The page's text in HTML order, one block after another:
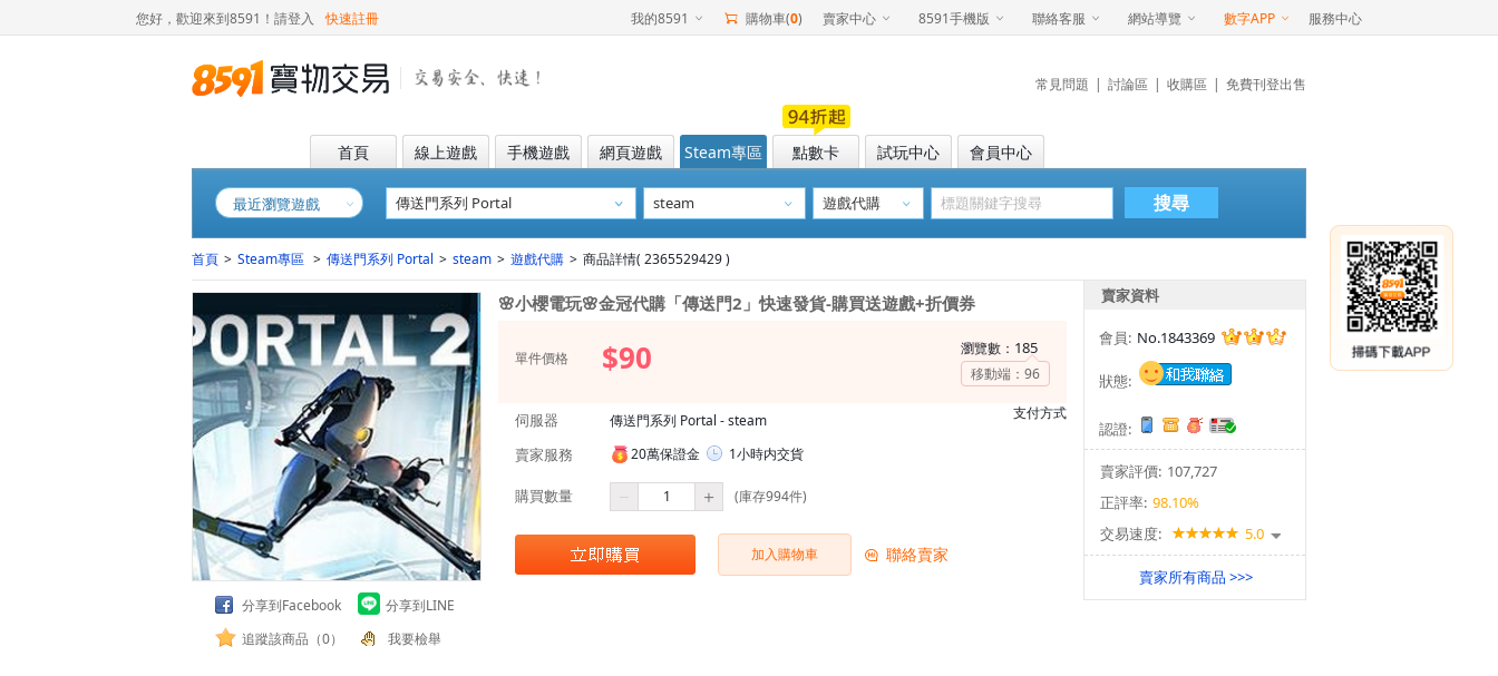
您好，歡迎來到8591！ 請登入 快速註冊 我的8591 購物車(0) 賣家中心 8591手機版 聯絡客服 網站導覽 數字APP 服務中心
常見問題 | 討論區 | 收購區 | 免費刊登出售
首頁 線上遊戲 手機遊戲 網頁遊戲 Steam專區 點數卡 試玩中心 會員中心
最近瀏覽遊戲 搜尋
首頁 > Steam專區 > 傳送門系列 Portal > steam > 遊戲代購 > 商品詳情( 2365529429 )
分享到Facebook
分享到LINE
追蹤該商品（0）
我要檢舉
🌸小櫻電玩🌸金冠代購「傳送門2」快速發貨-購買送遊戲+折價券
單件價格 $90 瀏覽數： 185
移動端： 96
伺服器 傳送門系列 Portal - steam
賣家服務 20萬保證金 1小時内交貨
購買數量 (庫存994件)
加入購物車 聯絡賣家
支付方式
賣家資料
會員: No.1843369
狀態:
認證:
賣家評價: 107,727
正評率: 98.10%
交易速度:
5.0
賣家所有商品 >>>